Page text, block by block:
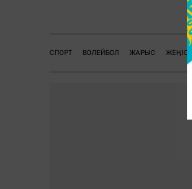
СПОРТ ВОЛЕЙБОЛ ЖАРЫС ЖЕҢІС